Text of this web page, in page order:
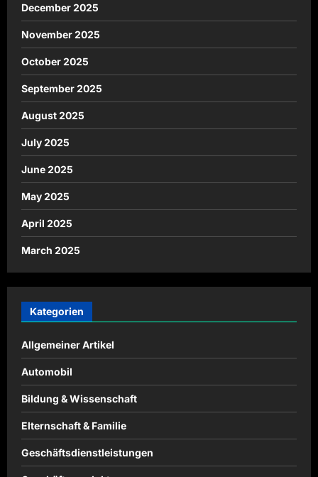
December 2025
November 2025
October 2025
September 2025
August 2025
July 2025
June 2025
May 2025
April 2025
March 2025
Kategorien
Allgemeiner Artikel
Automobil
Bildung & Wissenschaft
Elternschaft & Familie
Geschäftsdienstleistungen